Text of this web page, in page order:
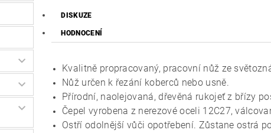
DISKUZE
HODNOCENÍ
Kvalitně propracovaný, pracovní nůž ze
Nůž určen k řezání koberců nebo usně.
Přírodní, naolejovaná, dřevěná rukojeť z břízy
Čepel vyrobena z nerezové oceli 12C27,
Ostří odolnější vůči opotřebení. Zůstane ostrá